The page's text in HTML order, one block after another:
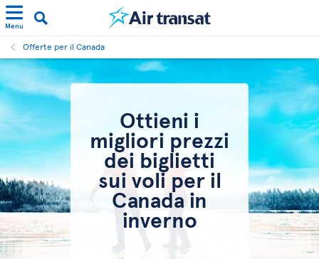
Menu
Offerte per il Canada
Ottieni i
migliori prezzi
dei biglietti
sui voli per il
Canada in
inverno